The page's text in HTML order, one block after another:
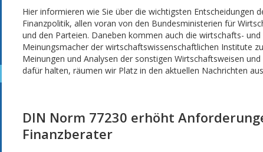
Hier informieren wie Sie über die wichtigsten Entscheidungen
Finanzpolitik, allen voran von den Bundesministerien für
und den Parteien. Daneben kommen auch die wirtschafts-
Meinungsmacher der wirtschaftswissenschaftlichen Institute
Meinungen und Analysen der sonstigen Wirtschaftsweisen
dafür halten, räumen wir Platz in den aktuellen Nachrichten
DIN Norm 77230 erhöht
Finanzberater